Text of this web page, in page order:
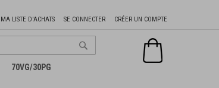
MA LISTE D'ACHATS SE CONNECTER CRÉER UN COMPTEau
Chercher
70VG/30PG